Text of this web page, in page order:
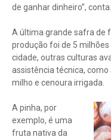
de ganhar dinheiro”, conta.
A última grande safra de
produção foi de 5
cidade, outras culturas
assistência técnica,
milho e cenoura irrigada.
A pinha, por
exemplo, é uma
fruta nativa da